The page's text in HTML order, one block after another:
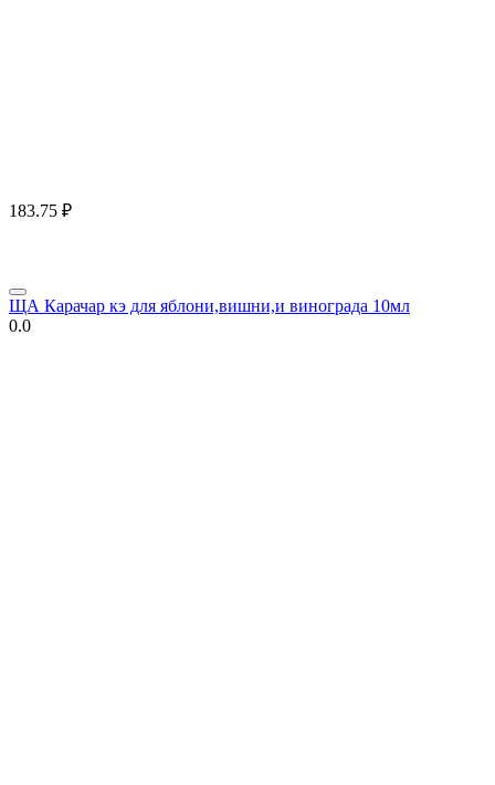
183.75 ₽
ЩА Карачар кэ для яблони,вишни,и винограда 10мл
0.0